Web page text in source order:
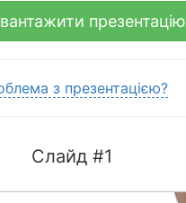
презентацію
з презентацією?
Слайд #1